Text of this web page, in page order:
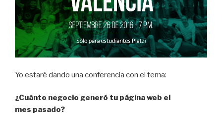
Yo estaré dando una conferencia con el tema:
¿Cuánto negocio generó tu página web el
mes pasado?